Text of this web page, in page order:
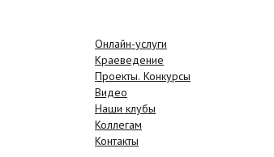
Онлайн-услуги
Краеведение
Проекты. Конкурсы
Видео
Наши клубы
Коллегам
Контакты